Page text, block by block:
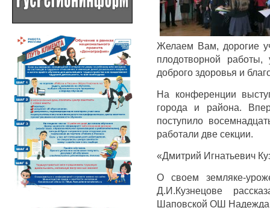
Желаем Вам, дорогие
плодотворной работы,
доброго здоровья и
На конференции
города и района.
поступило
работали две секции.
«Дмитрий Игнатьевич
О своем земляке-
Д.И.Кузнецове
Шаповской ОШ Надежда